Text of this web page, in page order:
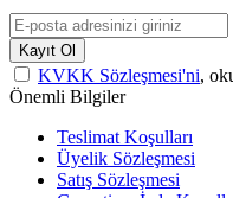
Kayıt Ol
KVKK Sözleşmesi'ni,
Önemli Bilgiler
Teslimat Koşulları
Üyelik Sözleşmesi
Satış Sözleşmesi